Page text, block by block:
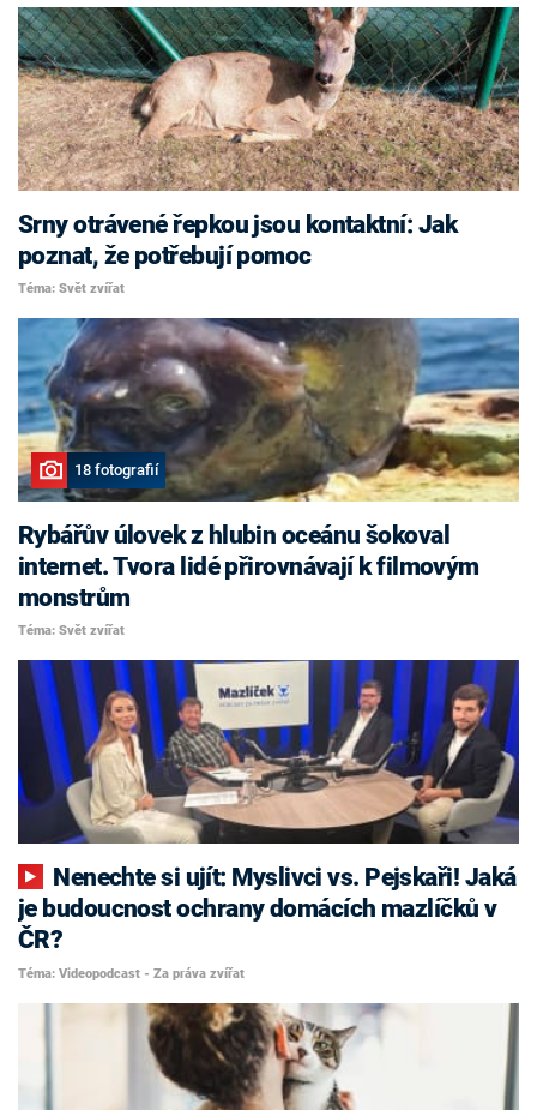
Srny otrávené řepkou jsou kontaktní: Jak
poznat, že potřebují pomoc
Téma: Svět zvířat
18 fotografií
Rybářův úlovek z hlubin oceánu šokoval
internet. Tvora lidé přirovnávají k filmovým
monstrům
Téma: Svět zvířat
je budoucnost ochrany domácích mazlíčků v
ČR?
Téma: Videopodcast - Za práva zvířat